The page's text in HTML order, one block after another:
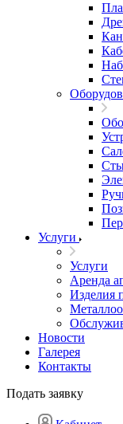
Услуги
Услуги
Аренда
Изделия
Новости
Галерея
Контакты
Подать заявку